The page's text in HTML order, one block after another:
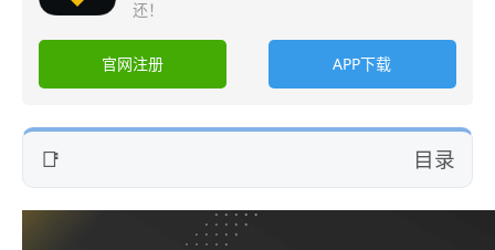
还！
官网注册 APP下载
目录